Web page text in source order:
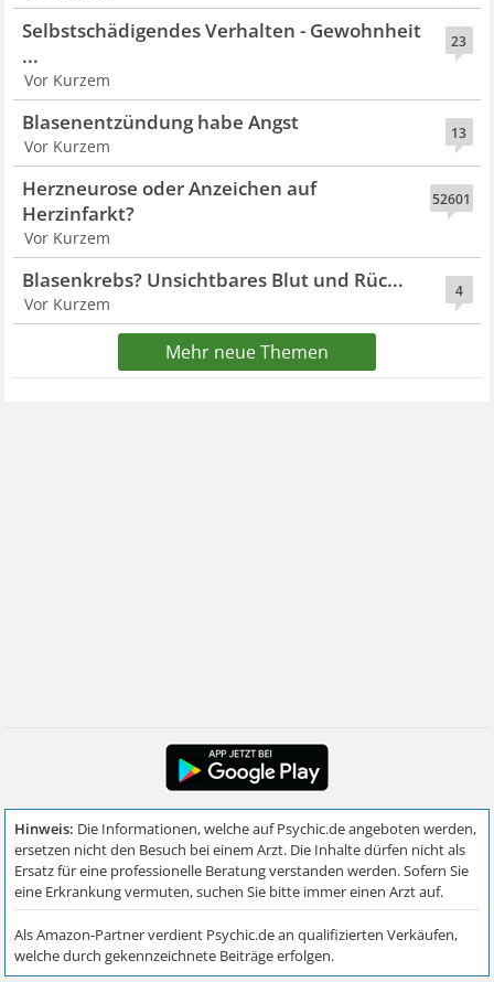
23
Selbstschädigendes Verhalten - Gewohnheit
...
Vor Kurzem
13
Blasenentzündung habe Angst
Vor Kurzem
52601
Herzneurose oder Anzeichen auf
Herzinfarkt?
Vor Kurzem
4
Blasenkrebs? Unsichtbares Blut und Rüc...
Vor Kurzem
Mehr neue Themen